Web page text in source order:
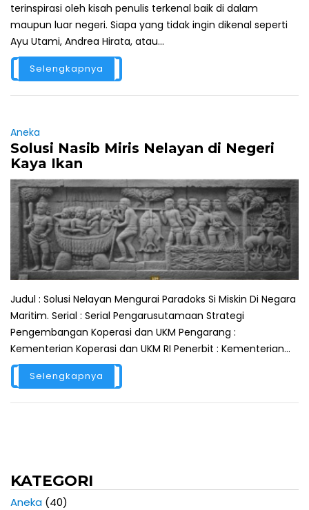
terinspirasi oleh kisah penulis terkenal baik di dalam
maupun luar negeri. Siapa yang tidak ingin dikenal seperti
Ayu Utami, Andrea Hirata, atau...
Selengkapnya
Aneka
Solusi Nasib Miris Nelayan di Negeri
Kaya Ikan
Judul : Solusi Nelayan Mengurai Paradoks Si Miskin Di Negara
Maritim. Serial : Serial Pengarusutamaan Strategi
Pengembangan Koperasi dan UKM Pengarang :
Kementerian Koperasi dan UKM RI Penerbit : Kementerian...
Selengkapnya
KATEGORI
Aneka (40)